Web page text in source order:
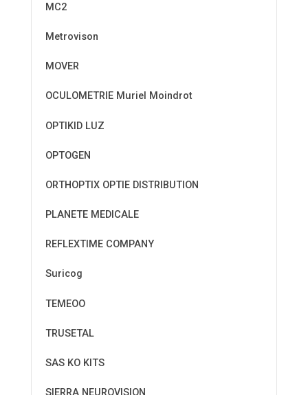
MC2
Metrovison
MOVER
OCULOMETRIE Muriel Moindrot
OPTIKID LUZ
OPTOGEN
ORTHOPTIX OPTIE DISTRIBUTION
PLANETE MEDICALE
REFLEXTIME COMPANY
Suricog
TEMEOO
TRUSETAL
SAS KO KITS